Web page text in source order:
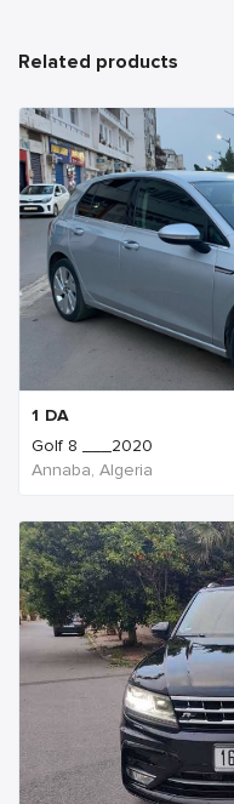
Related products
1 DA
Golf 8 ___2020
Annaba, Algeria